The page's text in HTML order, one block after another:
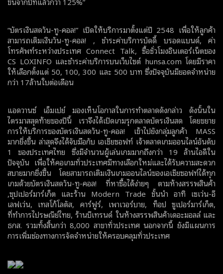
“บัตรเงินสดวัน-ทู-คอล!” เปิดให้บริการมาตั้งแต่ปี 2548 เพื่อให้ลูกค้า
สามารถเติมเงินวัน-ทู-คอล! , ชำระค่าบริการบัดดี้ บรอดแบนด์, ค่า
โทรศัพท์ระหว่างประเทศ Connect Talk, ซื้อชั่วโมงอินเตอร์เน็ตของ
CS LOXINFO และชำระค่าบริการบนเว็บไซต์ hunsa.com โดยมีราคา
ให้เลือกตั้งแต่ 50, 100, 300 และ 500 บาท ซึ่งปัจจุบันมียอดจำหน่าย
กว่า 17ล้านใบต่อเดือน
แอดวานซ์ เอ็มเปย์ มองเห็นโอกาสในการทำตลาดดังกล่าว ดังนั้นใน
ไตรมาสสุดท้ายของปีนี้ เราจึงได้เปิดเกมรุกตลาดบัตรเงินสด โดยขยาย
การให้บริการของบัตรเงินสดวัน-ทู-คอล! เข้าไปยังกลุ่มลูกค้า MASS
มากยิ่งขึ้น ล่าสุดจึงได้จับมือกับ เอเชียซอฟท์ เจ้าตลาดเกมออนไลน์อันดับ
1 ของประเทศไทย ซึ่งมีจำนวนผู้เล่นเกมมากถึงกว่า 19 ล้านไอดีใน
ปัจจุบัน เพื่อให้คอเกมทั่วประเทศมีทางเลือกใหม่และได้รับความสะดวก
สบายมากยิ่งขึ้น โดยสามารถเติมเงินเกมออนไลน์ของเอเชียซอฟท์ได้ทุก
เกมด้วยบัตรเงินสดวัน-ทู-คอล! ที่หาซื้อได้ง่ายๆ ตามห้างสรรพสินค้า
,ซุปเปอร์มาร์เก็ต และร้าน Modern Trade ชั้นนำ อาทิ เซเว่น-อี
เลฟเว่น, เทสโก้โลตัส, คาร์ฟูร์, เพาเวอร์บาย, ท็อป ซูเปอร์มาร์เก็ต,
ที่ทำการไปรษณีย์ไทย, ร้านบีเทรนด์ ในห้างสรรพสินค้าเดอะมอลล์ และ
ธกส. รวมทั้งสิ้นกว่า 8,000 สาขาทั่วประเทศ นอกจากนี้ ยังมีแผนการ
การเพิ่มช่องทางการจัดจำหน่ายให้ครอบคลุมทั่วประเทศ